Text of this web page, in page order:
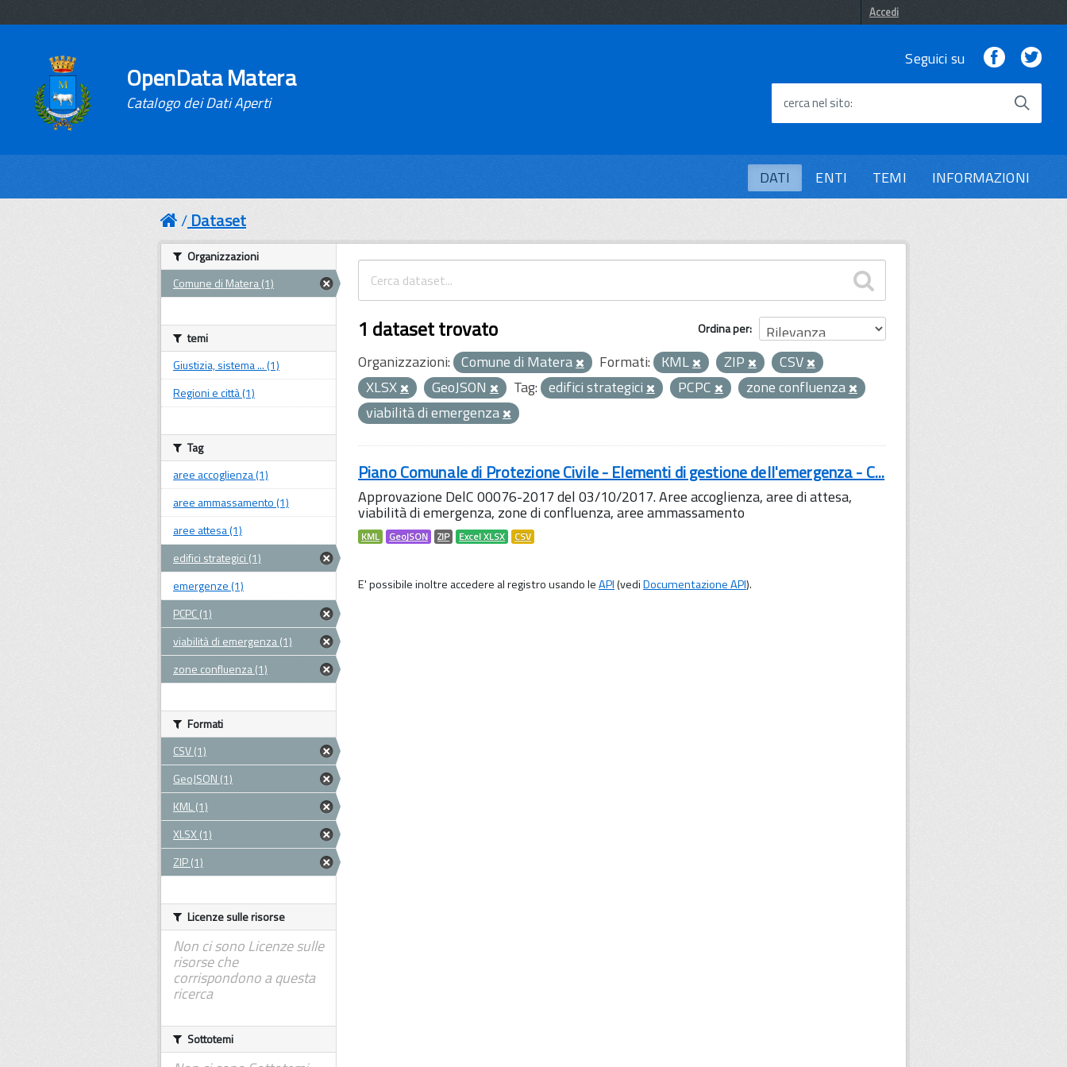
Accedi
OpenData Matera
Catalogo dei Dati Aperti
Seguici su Facebook
cerca nel sito
DATI ENTI TEMI INFORMAZIONI
Dataset
Ordina per
1 dataset trovato
Organizzazioni: Comune di Matera Formati: KML ZIP
CSV
XLSX
GeoJSON Tag: edifici strategici PCPC
zone confluenza
viabilità di emergenza
Piano Comunale di Protezione Civile - Elementi di gestione dell'emergenza - C...
Approvazione DelC 00076-2017 del 03/10/2017. Aree accoglienza, aree di attesa,
viabilità di emergenza, zone di confluenza, aree ammassamento
KML GeoJSON ZIP Excel XLSX CSV
E' possibile inoltre accedere al registro usando leAPI(vediDocumentazione API).
Organizzazioni
Comune di Matera (1)
temi
Giustizia, sistema ... (1)
Regioni e città (1)
Tag
aree accoglienza (1)
aree ammassamento (1)
aree attesa (1)
edifici strategici (1)
emergenze (1)
PCPC (1)
viabilità di emergenza (1)
zone confluenza (1)
Formati
CSV (1)
GeoJSON (1)
KML (1)
XLSX (1)
ZIP (1)
Licenze sulle risorse
Non ci sono Licenze sulle
risorse che
corrispondono a questa
ricerca
Sottotemi